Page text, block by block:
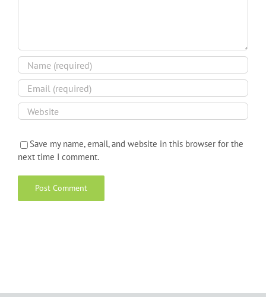
Save my name, email, and website in this browser for the
next time I comment.